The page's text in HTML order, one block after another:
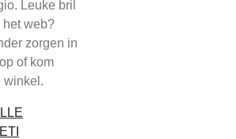
Leuke bril
web?
zorgen in
of kom
winkel.